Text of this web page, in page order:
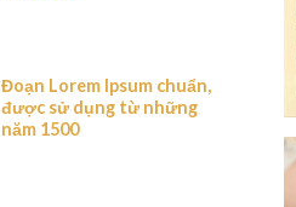
Đoạn Lorem Ipsum chuẩn,
được sử dụng từ những
năm 1500